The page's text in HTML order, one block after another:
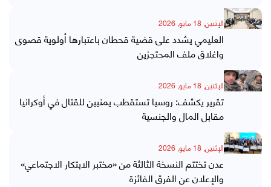
الإثنين, 18 مايو, 2026
العليمي يشدد على قضية قحطان باعتبارها أولوية قصوى
واغلاق ملف المحتجزين
الإثنين, 18 مايو, 2026
تقرير يكشف: روسيا تستقطب يمنيين للقتال في أوكرانيا
مقابل المال والجنسية
الإثنين, 18 مايو, 2026
عدن تختتم النسخة الثالثة من «مختبر الابتكار الاجتماعي»
والإعلان عن الفرق الفائزة